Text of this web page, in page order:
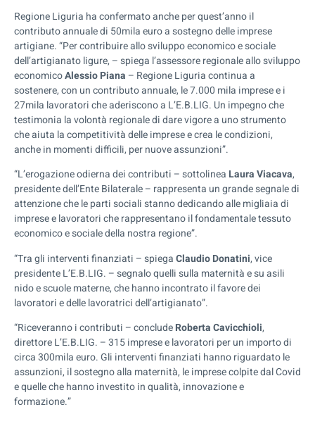
Regione Liguria ha confermato anche per quest’anno il
contributo annuale di 50mila euro a sostegno delle imprese
artigiane. “Per contribuire allo sviluppo economico e sociale
dell’artigianato ligure, – spiega l’assessore regionale allo sviluppo
economicoAlessio Piana – Regione Liguria continua a
sostenere, con un contributo annuale, le 7.000 mila imprese e i
27mila lavoratori che aderiscono a L’E.B.LIG. Un impegno che
testimonia la volontà regionale di dare vigore a uno strumento
che aiuta la competitività delle imprese e crea le condizioni,
anche in momenti difficili, per nuove assunzioni”.
“L’erogazione odierna dei contributi – sottolinea Laura Viacava,
presidente dell’Ente Bilaterale – rappresenta un grande segnale di
attenzione che le parti sociali stanno dedicando alle migliaia di
imprese e lavoratori che rappresentano il fondamentale tessuto
economico e sociale della nostra regione”.
“Tra gli interventi finanziati – spiegaClaudio Donatini, vice
presidente L’E.B.LIG. – segnalo quelli sulla maternità e su asili
nido e scuole materne, che hanno incontrato il favore dei
lavoratori e delle lavoratrici dell’artigianato”.
“Riceveranno i contributi – concludeRoberta Cavicchioli,
direttore L’E.B.LIG. – 315 imprese e lavoratori per un importo di
circa 300mila euro. Gli interventi finanziati hanno riguardato le
assunzioni, il sostegno alla maternità, le imprese colpite dal Covid
e quelle che hanno investito in qualità, innovazione e
formazione.”